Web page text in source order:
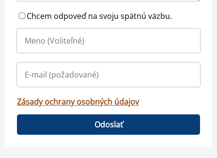
Chcem odpoveď na svoju spätnú väzbu.
Zásady ochrany osobných údajov
Odoslať